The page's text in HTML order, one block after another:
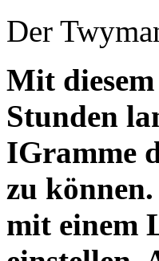
Der
Mit
Stunden
IGramme
zu
mit einem